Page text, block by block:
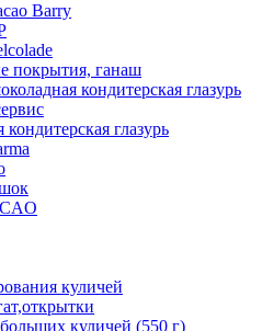
Barry
покрытия, ганаш
кондитерская глазурь
глазурь
куличей
куличей (550 г)